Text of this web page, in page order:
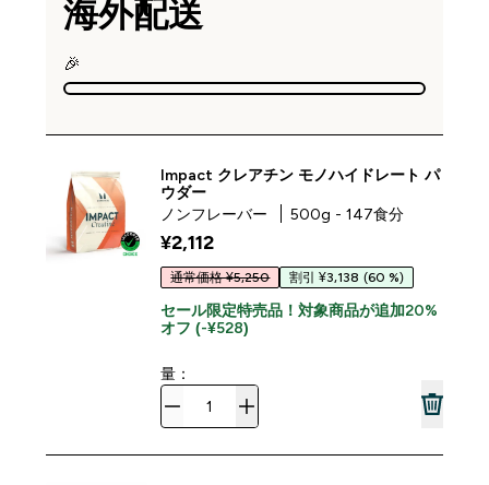
海外配送
🎉
Impact クレアチン モノハイドレート パ
ウダー
ノンフレーバー
500g - 147食分
¥2,112‎
通常価格 ¥5,250 割引 ¥3,138 (60 %)
セール限定特売品！対象商品が追加20%
オフ (-¥528)
量：